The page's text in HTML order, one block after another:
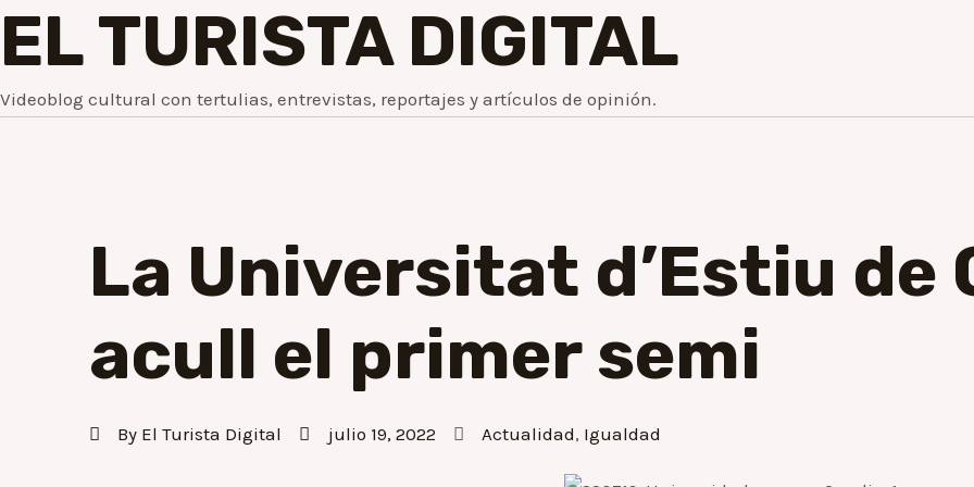
EL TURISTA DIGITAL
Videoblog cultural con tertulias, entrevistas, reportajes y artículos de opinión.
La Universitat d’Estiu de
acull el primer semi
By El Turista Digital julio 19, 2022 Actualidad, Igualdad